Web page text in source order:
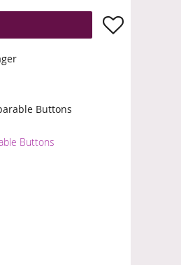
Lägg till i
Buttons
Buttons